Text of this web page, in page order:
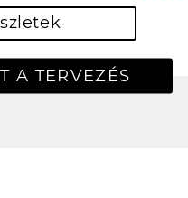
A TERVEZÉS